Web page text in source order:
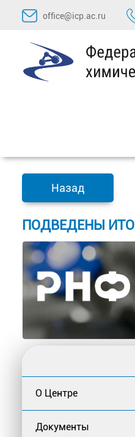
Перейти
содержимому
office@icp.ac.ru
Назад
ПОДВЕДЕНЫ
О Центре
Документы